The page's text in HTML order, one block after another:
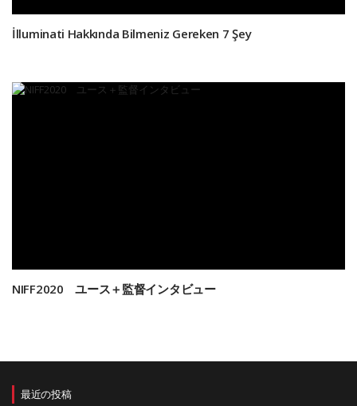
İlluminati Hakkında Bilmeniz Gereken 7 Şey
NIFF2020 ユース＋監督インタビュー
最近の投稿